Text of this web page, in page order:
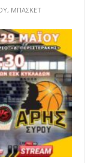
, ΜΠΑΣΚΕΤ